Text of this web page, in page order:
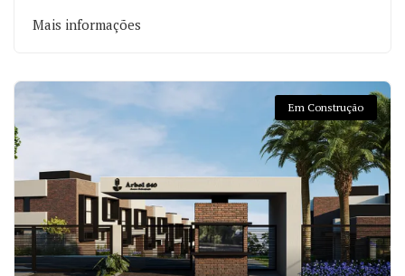
Mais informações
Em Construção